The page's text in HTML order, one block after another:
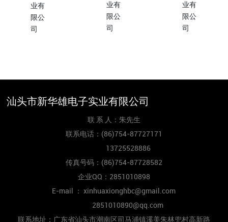
汕头市新华雄电子实业有限公司
联 系 人：朱先生
联系电话： (86)754-87727171
13725528886
传真号码： (86)754-87728582
企业QQ：2851010898
E-mail ： xinhuaxionghbc@gmail.com
2851010890@qq.com
联系地址：广东省汕头市潮南区司马浦镇溪美朱林兜村高新路